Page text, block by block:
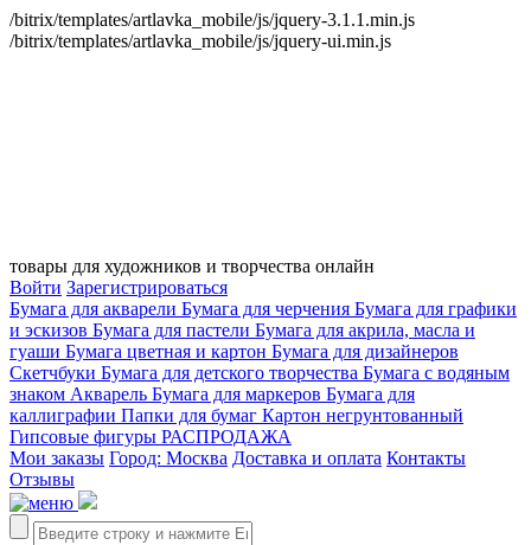
/bitrix/templates/artlavka_mobile/js/jquery-3.1.1.min.js
/bitrix/templates/artlavka_mobile/js/jquery-ui.min.js
товары для художников и творчества онлайн
Войти Зарегистрироваться
Бумага для акварели Бумага для черчения Бумага для графики
и эскизов Бумага для пастели Бумага для акрила, масла и
гуаши Бумага цветная и картон Бумага для дизайнеров
Скетчбуки Бумага для детского творчества Бумага с водяным
знаком Акварель Бумага для маркеров Бумага для
каллиграфии Папки для бумаг Картон негрунтованный
Гипсовые фигуры РАСПРОДАЖА
Мои заказы Город: Москва Доставка и оплата Контакты
Отзывы